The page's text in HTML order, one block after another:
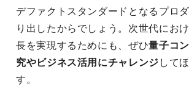
デファクトスタンダードとなるプロ
り出したからでしょう。次世代にお
長を実現するためにも、ぜひ量子コ
究やビジネス活用にチャレンジ して
す。